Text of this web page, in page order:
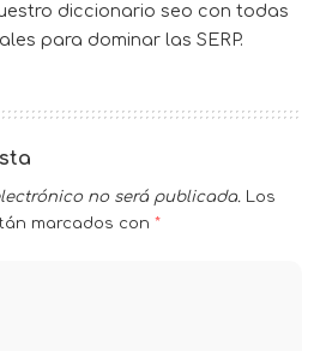
diccionario seo con todas
para dominar las SERP.
no será publicada. Los
marcados con *